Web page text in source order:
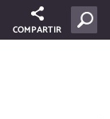
COMPARTIR